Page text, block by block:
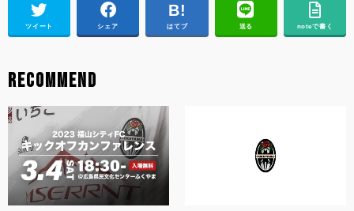
ツイート シェア はてブ 送る noteで書く
RECOMMEND